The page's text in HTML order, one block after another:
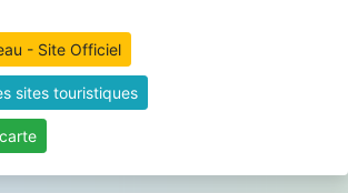
- Site Officiel
sites touristiques